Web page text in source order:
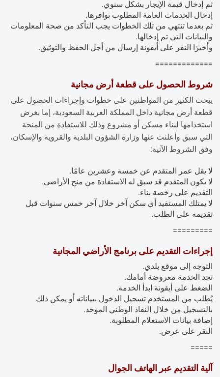
ثم إدخال قيمة الإيجار بشكل سنوي.
إدخال الخدمات العامة المطلوب توافرها.
ثم بعدما تنتهي من تلك الخطوات يجب التأكد من صحة المعلومات
والبيانات التي تم إدخالها.
وأخيرًا النقر على أيقونة إرسال من أجل الحفظ والتوثيق.
=============
شروط الحصول على قطعة أرض مجانية
يبحث الكثير من المواطنين على خطوات وإجراءات الحصول على
قطعة أرض مجانية داخل المملكة العربية السعودية، إما بغرض
استخدامها لبناء مسكن أو مشروع وذلك للاستفادة من المنحة
التي سبق وأعلنت عنها وزارة الشؤون البلدية والقروية والإسكان،
وفق الشروط الآتية:
لا يقل عمر المتقدم عن خمسة وعشرين عامًا.
لا يكون المتقدم قد سبق له الاستفادة من منح الأراضي.
التقديم على رخصة بناء.
لا يمتلك المستفيد أي سكن آخر خلال آخر خمس سنوات قبل
تقديمه على الطلب.
=========
إجراءات التقديم على برنامج الأراضي المجانية
التوجه إلى موقع بلدي.
تجد الخدمة معروضة أمامك.
الضغط على أيقونة ابدأ الخدمة.
يُطلب من المستخدم تسجيل الدخول ببياناته أو يمكن ذلك
بالتسجيل من خلال النفاذ الوطني الموحد.
إضافة بيانات الاستعلام المطلوبة.
النقر على عرض.
=====
آلية التقديم عبر الهاتف الجوال